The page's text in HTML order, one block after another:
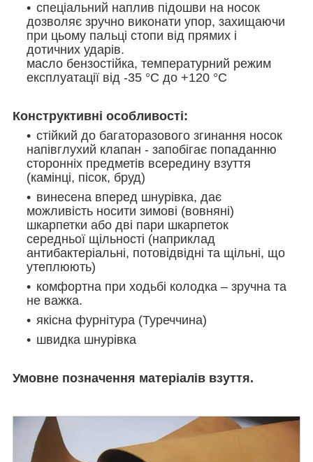
спеціальний наплив підошви на носок
дозволяє зручно виконати упор, захищаючи
при цьому пальці стопи від прямих і
дотичних ударів.
масло бензостійка, температурний режим
експлуатації від -35 °C до +120 °C
Конструктивні особливості:
стійкий до багаторазового згинання носок
напівглухий клапан - запобігає попаданню
сторонніх предметів всередину взуття
(камінці, пісок, бруд)
винесена вперед шнурівка, дає
можливість носити зимові (вовняні)
шкарпетки або дві пари шкарпеток
середньої щільності (наприклад
антибактеріальні, потовідвідні та щільні, що
утеплюють)
комфортна при ходьбі колодка – зручна та
не важка.
якісна фурнітура (Туреччина)
швидка шнурівка
Умовне позначення матеріалів взуття.